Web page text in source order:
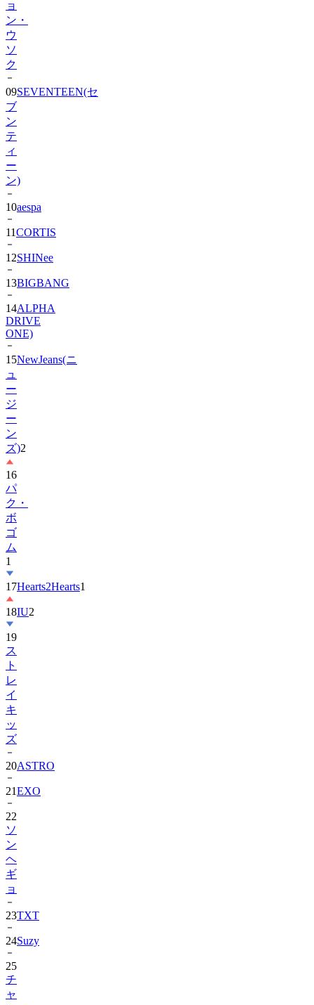
ウ
ソ
ク
09
ブ
ン
テ
ィ
ー
ン)
10aespa
11CORTIS
12SHINee
13BIGBANG
14ALPHA
DRIVE
ONE)
15NewJeans(ニ
ュ
ー
ジ
ー
ン
ズ)
16
パ
ク・
ボ
ゴ
ム
1
17
18IU2
19
ス
ト
レ
イ
キ
ッ
ズ
20
21EXO
22
ソ
ン
ヘ
ギ
ョ
23
24Suzy
25
チ
ャ
ン・
ウ